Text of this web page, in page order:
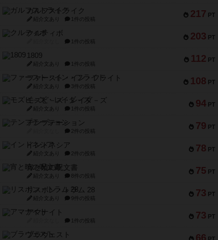
217 PT
ガルフストライク
紹介文あり 1件の投稿
203 PT
クルティボ
1件の投稿
112 PT
1809
紹介文あり 1件の投稿
108 PT
ファースト・イン・フライト
紹介文あり 3件の投稿
94 PT
モズビ－ズ・レイダ－ズ
紹介文あり 1件の投稿
79 PT
テンプテーション
2件の投稿
78 PT
インドネシア
紹介文あり 2件の投稿
75 PT
宵と暁の呪文書
紹介文あり 8件の投稿
73 PT
リスボン・トラム 28
紹介文あり 9件の投稿
73 PT
アマナイト
1件の投稿
66
ブラヴェスト